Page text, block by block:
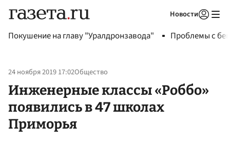
Новости
Покушение на главу "Уралдронзавода" Проблемы с
24 ноября 2019 17:02Общество
Инженерные классы «Роббо»
появились в 47 школах
Приморья